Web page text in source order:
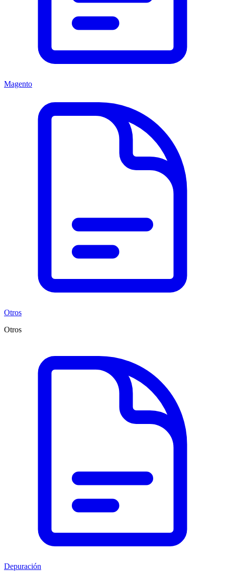
Magento
Otros
Otros
Depuración